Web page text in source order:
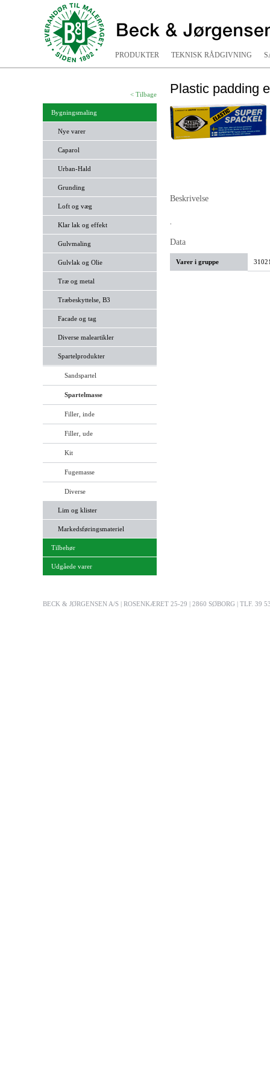
PRODUKTER TEKNISK RÅDGIVNING
Plastic padding
< Tilbage
Bygningsmaling
Nye varer
Caparol
Urban-Hald
Grunding
Loft og væg
Klar lak og effekt
Gulvmaling
Gulvlak og Olie
Træ og metal
Træbeskyttelse, B3
Facade og tag
Diverse maleartikler
Spartelprodukter
Sandspartel
Spartelmasse
Filler, inde
Filler, ude
Kit
Fugemasse
Diverse
Lim og klister
Markedsføringsmateriel
Tilbehør
Udgåede varer
Beskrivelse
Data
Varer i gruppe
BECK & JØRGENSEN A/S | ROSENKÆRET 25-29 | 2860 SØBORG | TLF. 39